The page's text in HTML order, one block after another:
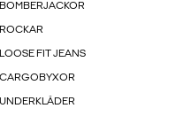
BOMBERJACKOR
ROCKAR
LOOSE FIT JEANS
CARGOBYXOR
UNDERKLÄDER